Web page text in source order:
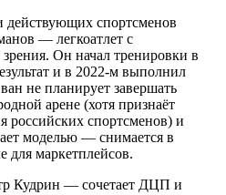
спортсменов
— легкоатлет с
Он начал тренировки в
и в 2022-м выполнил
не планирует завершать
арене (хотя признаёт
российских спортсменов) и
моделью — снимается в
для маркетплейсов.
Кудрин — сочетает ДЦП и